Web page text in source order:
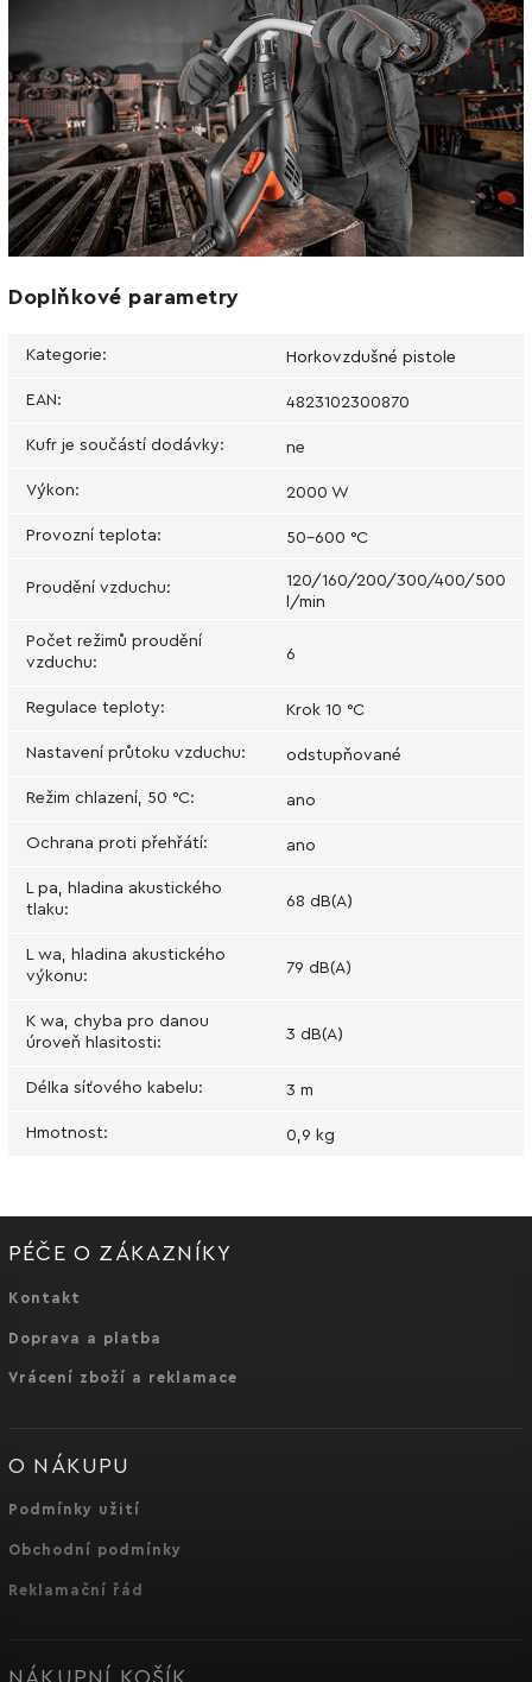
Doplňkové parametry
Kategorie: Horkovzdušné pistole
EAN: 4823102300870
Kufr je součástí dodávky: ne
Výkon: 2000 W
Provozní teplota: 50-600 °С
Proudění vzduchu:
120/160/200/300/400/500
l/min
Počet režimů proudění
vzduchu: 6
Regulace teploty: Krok 10 °C
Nastavení průtoku vzduchu: odstupňované
Režim chlazení, 50 °C: ano
Ochrana proti přehřátí: ano
L pa, hladina akustického
tlaku: 68 dB(A)
L wa, hladina akustického
výkonu: 79 dB(A)
K wa, chyba pro danou
úroveň hlasitosti: 3 dB(A)
Délka síťového kabelu: 3 m
Hmotnost: 0,9 kg
PÉČE O ZÁKAZNÍKY
Kontakt
Doprava a platba
Vrácení zboží a reklamace
O NÁKUPU
Podmínky užití
Obchodní podmínky
Reklamační řád
NÁKUPNÍ KOŠÍK